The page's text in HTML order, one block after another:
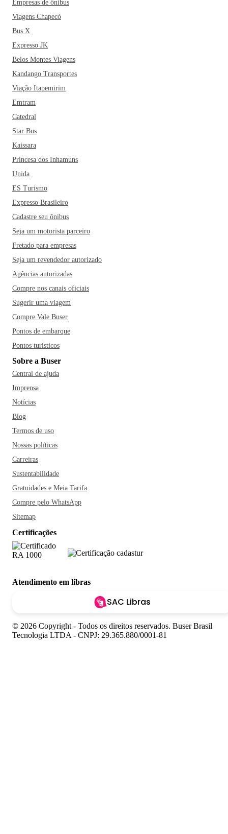
Empresas de ônibus
Viagens Chapecó
Bus X
Expresso JK
Belos Montes Viagens
Kandango Transportes
Viação Itapemirim
Emtram
Catedral
Star Bus
Kaissara
Princesa dos Inhamuns
Unida
ES Turismo
Expresso Brasileiro
Cadastre seu ônibus
Seja um motorista parceiro
Fretado para empresas
Seja um revendedor autorizado
Agências autorizadas
Compre nos canais oficiais
Sugerir uma viagem
Compre Vale Buser
Pontos de embarque
Pontos turísticos
Sobre a Buser
Central de ajuda
Imprensa
Notícias
Blog
Termos de uso
Nossas políticas
Carreiras
Sustentabilidade
Gratuidades e Meia Tarifa
Compre pelo WhatsApp
Sitemap
Certificações
Atendimento em libras
SAC Libras
© 2026 Copyright - Todos os direitos reservados. Buser Brasil
Tecnologia LTDA - CNPJ: 29.365.880/0001-81